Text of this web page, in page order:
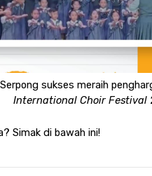
sukses meraih
International Choir Festival
Simak di bawah ini!